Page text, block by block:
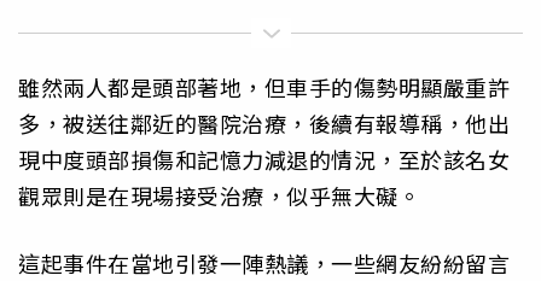
雖然兩人都是頭部著地，但車手的傷勢明顯嚴重許
多，被送往鄰近的醫院治療，後續有報導稱，他出
現中度頭部損傷和記憶力減退的情況，至於該名女
觀眾則是在現場接受治療，似乎無大礙。
這起事件在當地引發一陣熱議，一些網友紛紛留言